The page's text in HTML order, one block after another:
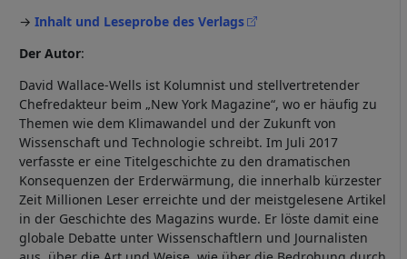
→ Inhalt und Leseprobe des Verlags
Der Autor:
David Wallace-Wells ist Kolumnist und stellvertretender
Chefredakteur beim „New York Magazine“, wo er häufig zu
Themen wie dem Klimawandel und der Zukunft von
Wissenschaft und Technologie schreibt. Im Juli 2017
verfasste er eine Titelgeschichte zu den dramatischen
Konsequenzen der Erderwärmung, die innerhalb kürzester
Zeit Millionen Leser erreichte und der meistgelesene Artikel
in der Geschichte des Magazins wurde. Er löste damit eine
globale Debatte unter Wissenschaftlern und Journalisten